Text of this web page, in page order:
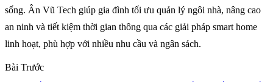
sống. Ân Vũ Tech giúp gia đình tối ưu quản lý ngôi nhà, nâng cao
an ninh và tiết kiệm thời gian thông qua các giải pháp smart home
linh hoạt, phù hợp với nhiều nhu cầu và ngân sách.
Bài Trước